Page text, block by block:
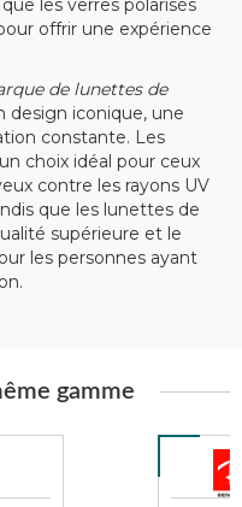
les verres polarisés
offrir une expérience
de lunettes de
iconique, une
constante. Les
choix idéal pour ceux
contre les rayons UV
que les lunettes de
supérieure et le
les personnes ayant
gamme